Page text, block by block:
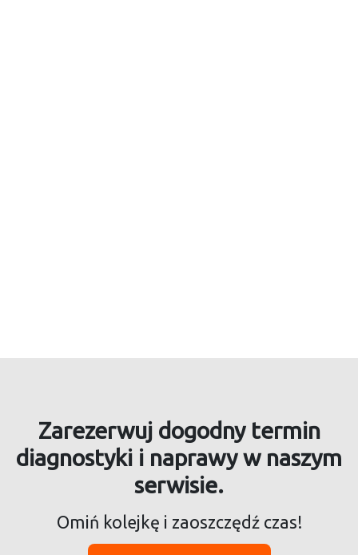
Zarezerwuj dogodny termin
diagnostyki i naprawy w naszym
serwisie.
Omiń kolejkę i zaoszczędź czas!